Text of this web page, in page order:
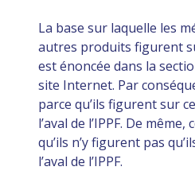
La base sur laquelle les
autres produits figurent
est énoncée dans la
site Internet. Par
parce qu’ils figurent sur
l’aval de l’IPPF. De même,
qu’ils n’y figurent pas
l’aval de l’IPPF.